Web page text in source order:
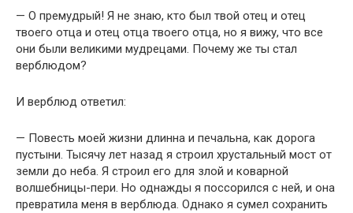
— О премудрый! Я не знаю, кто был твой отец и отец
твоего отца и отец отца твоего отца, но я вижу, что все
они были великими мудрецами. Почему же ты стал
верблюдом?
И верблюд ответил:
— Повесть моей жизни длинна и печальна, как дорога
пустыни. Тысячу лет назад я строил хрустальный мост от
земли до неба. Я строил его для злой и коварной
волшебницы-пери. Но однажды я поссорился с ней, и она
превратила меня в верблюда. Однако я сумел сохранить